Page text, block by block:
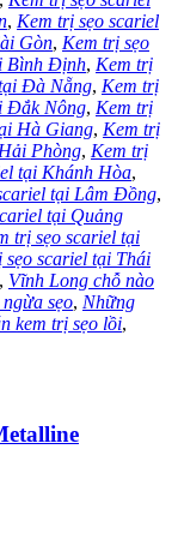
, Kem trị sẹo scariel
Gòn, Kem trị sẹo
Bình Định, Kem trị
Đà Nẵng, Kem trị
Đắk Nông, Kem trị
Hà Giang, Kem trị
Phòng, Kem trị
tại Khánh Hòa,
tại Lâm Đồng,
tại Quảng
trị sẹo scariel tại
sẹo scariel tại Thái
, Vĩnh Long chỗ nào
sẹo, Những
kem trị sẹo lồi,